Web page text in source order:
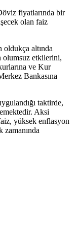
fiyatlarında bir
olan faiz
oldukça altında
olumsuz etkilerini,
ve Kur
Bankasına
taktirde,
Aksi
yüksek enflasyon
zamanında